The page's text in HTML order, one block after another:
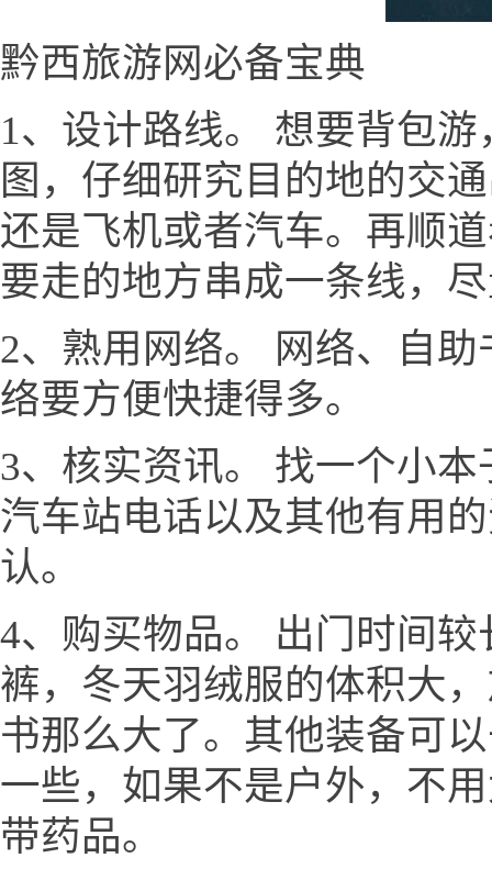
黔西旅游网必备宝典
1、设计路线。 想要背包
图，仔细研究目的地的交
还是飞机或者汽车。再顺
要走的地方串成一条线，
2、熟用网络。 网络、自
络要方便快捷得多。
3、核实资讯。 找一个小
汽车站电话以及其他有用
认。
4、购买物品。 出门时间
裤，冬天羽绒服的体积大
书那么大了。其他装备可
一些，如果不是户外，不
带药品。